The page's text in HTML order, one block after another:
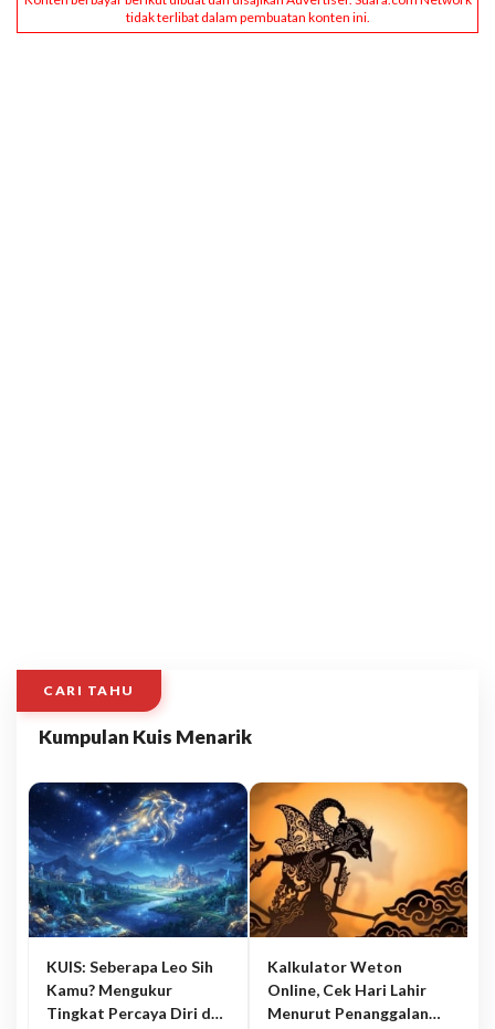
CARI TAHU
Kumpulan Kuis Menarik
KUIS: Seberapa Leo Sih
Kamu? Mengukur
Tingkat Percaya Diri dan
Kalkulator Weton
Online, Cek Hari Lahir
Menurut Penanggalan